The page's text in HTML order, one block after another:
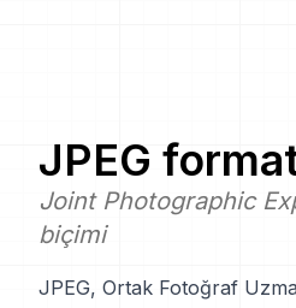
JPEG
Joint Photographic
biçimi
JPEG, Ortak Fotoğraf